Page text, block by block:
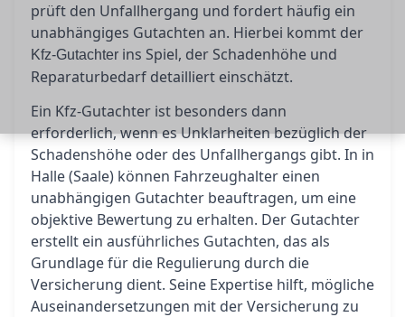
prüft den Unfallhergang und fordert häufig ein
unabhängiges Gutachten an. Hierbei kommt der
Kfz-Gutachter ins Spiel, der Schadenhöhe und
Reparaturbedarf detailliert einschätzt.
Ein Kfz-Gutachter ist besonders dann
erforderlich, wenn es Unklarheiten bezüglich der
Schadenshöhe oder des Unfallhergangs gibt. In in
Halle (Saale) können Fahrzeughalter einen
unabhängigen Gutachter beauftragen, um eine
objektive Bewertung zu erhalten. Der Gutachter
erstellt ein ausführliches Gutachten, das als
Grundlage für die Regulierung durch die
Versicherung dient. Seine Expertise hilft, mögliche
Auseinandersetzungen mit der Versicherung zu